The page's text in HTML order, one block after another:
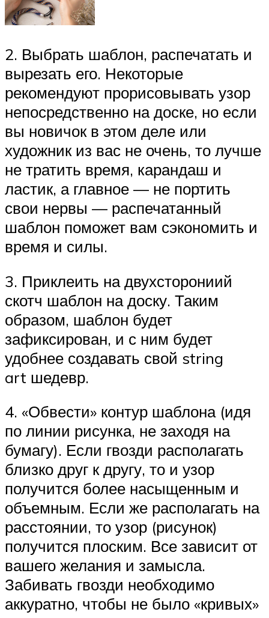
2. Выбрать шаблон, распечатать и
вырезать его. Некоторые
рекомендуют прорисовывать узор
непосредственно на доске, но если
вы новичок в этом деле или
художник из вас не очень, то лучше
не тратить время, карандаш и
ластик, а главное — не портить
свои нервы — распечатанный
шаблон поможет вам сэкономить и
время и силы.
3. Приклеить на двухсторониий
скотч шаблон на доску. Таким
образом, шаблон будет
зафиксирован, и с ним будет
удобнее создавать свой string
art шедевр.
4. «Обвести» контур шаблона (идя
по линии рисунка, не заходя на
бумагу). Если гвозди располагать
близко друг к другу, то и узор
получится более насыщенным и
объемным. Если же располагать на
расстоянии, то узор (рисунок)
получится плоским. Все зависит от
вашего желания и замысла.
Забивать гвозди необходимо
аккуратно, чтобы не было «кривых»